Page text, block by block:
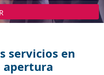
servicios en
apertura